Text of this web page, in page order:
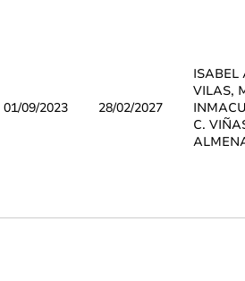
01/09/2023 28/02/2027
ISABEL
VILAS,
C.